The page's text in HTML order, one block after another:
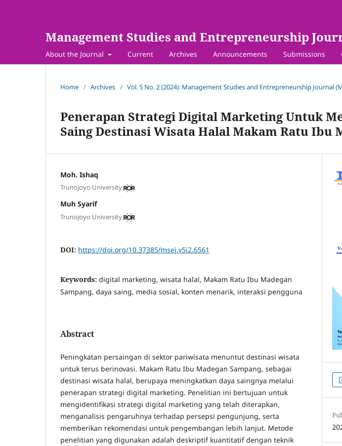
Management Studies and Entrepreneurship
About the Journal Current Archives Announcements Submissions
Home / Archives / Vol. 5 No. 2 (2024): Management Studies and Entrepreneurship Journal
Penerapan Strategi Digital Marketing Untuk
Saing Destinasi Wisata Halal Makam Ratu Ibu
Moh. Ishaq
Trunojoyo University
Muh Syarif
Trunojoyo University
DOI: https://doi.org/10.37385/msej.v5i2.6561
Keywords: digital marketing, wisata halal, Makam Ratu Ibu Madegan
Sampang, daya saing, media sosial, konten menarik, interaksi pengguna
Abstract
Peningkatan persaingan di sektor pariwisata menuntut destinasi wisata
untuk terus berinovasi. Makam Ratu Ibu Madegan Sampang, sebagai
destinasi wisata halal, berupaya meningkatkan daya saingnya melalui
penerapan strategi digital marketing. Penelitian ini bertujuan untuk
mengidentifikasi strategi digital marketing yang telah diterapkan,
menganalisis pengaruhnya terhadap persepsi pengunjung, serta
memberikan rekomendasi untuk pengembangan lebih lanjut. Metode
penelitian yang digunakan adalah deskriptif kuantitatif dengan teknik